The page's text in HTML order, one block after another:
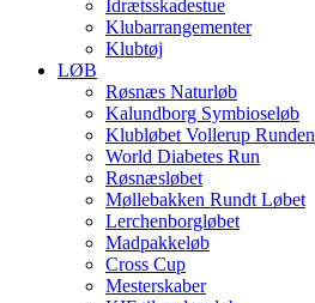
Idrætsskadestue
Klubarrangementer
Klubtøj
LØB
Røsnæs Naturløb
Kalundborg Symbioseløb
Klubløbet Vollerup Runden
World Diabetes Run
Røsnæsløbet
Møllebakken Rundt Løbet
Lerchenborgløbet
Madpakkeløb
Cross Cup
Mesterskaber